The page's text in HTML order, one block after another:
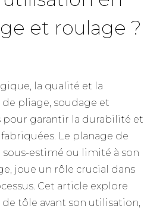
et roulage ?
la qualité et la
pliage, soudage et
pour garantir la durabilité et
Le planage de
estimé ou limité à son
joue un rôle crucial dans
Cet article explore
de tôle avant son utilisation,